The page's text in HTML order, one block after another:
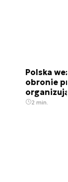
Polska
obronie
2 min.